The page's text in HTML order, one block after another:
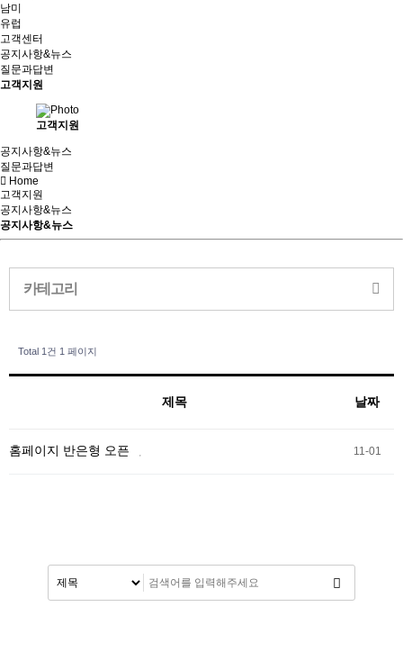
남미
유럽
고객센터
공지사항&뉴스
질문과답변
고객지원
고객지원
공지사항&뉴스
질문과답변
Home
고객지원
공지사항&뉴스
공지사항&뉴스
카테고리
Total 1건 1 페이지
제목 날짜
홈페이지 반은형 오픈 11-01